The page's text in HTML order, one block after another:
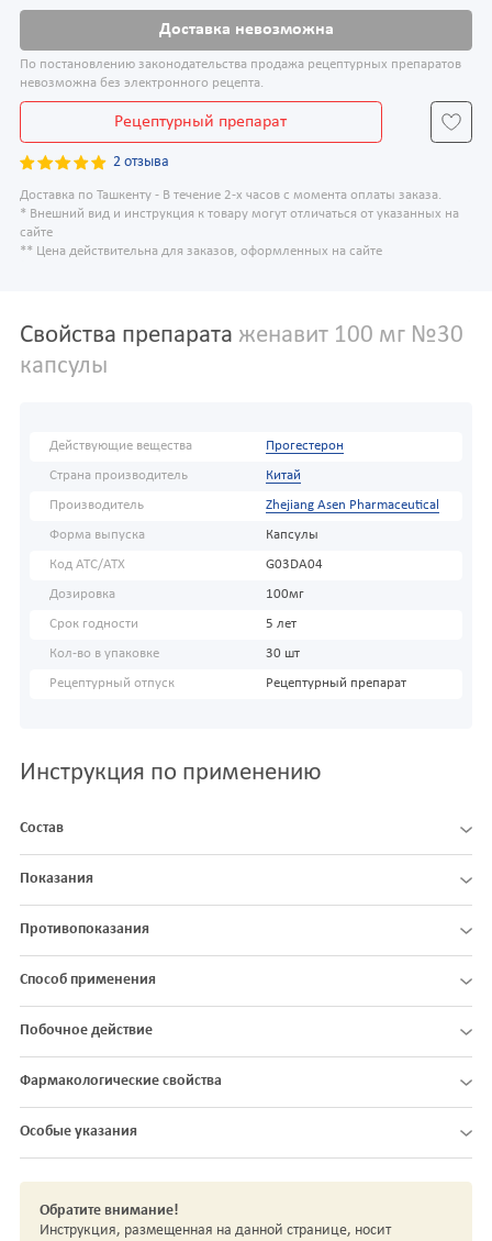
Доставка невозможна
По постановлению законодательства продажа рецептурных препаратов
невозможна без электронного рецепта.
Рецептурный препарат
2 отзыва
Доставка по Ташкенту - В течение 2-х часов с момента оплаты заказа.
* Внешний вид и инструкция к товару могут отличаться от указанных на
сайте
** Цена действительна для заказов, оформленных на сайте
Свойства препарата женавит 100 мг №30
капсулы
Действующие вещества Прогестерон
Страна производитель Китай
Производитель Zhejiang Asen Pharmaceutical
Форма выпуска Капсулы
Код АТС/ATX G03DA04
Дозировка 100мг
Срок годности 5 лет
Кол-во в упаковке 30 шт
Рецептурный отпуск Рецептурный препарат
Инструкция по применению
Состав
Показания
Противопоказания
Способ применения
Побочное действие
Фармакологические свойства
Особые указания
Обратите внимание!
Инструкция, размещенная на данной странице, носит